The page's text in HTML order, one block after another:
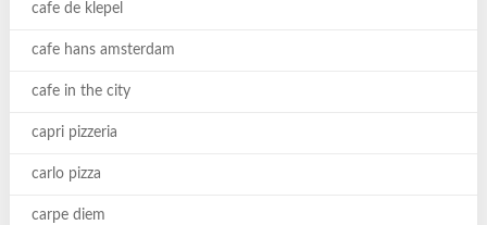
cafe de klepel
cafe hans amsterdam
cafe in the city
capri pizzeria
carlo pizza
carpe diem